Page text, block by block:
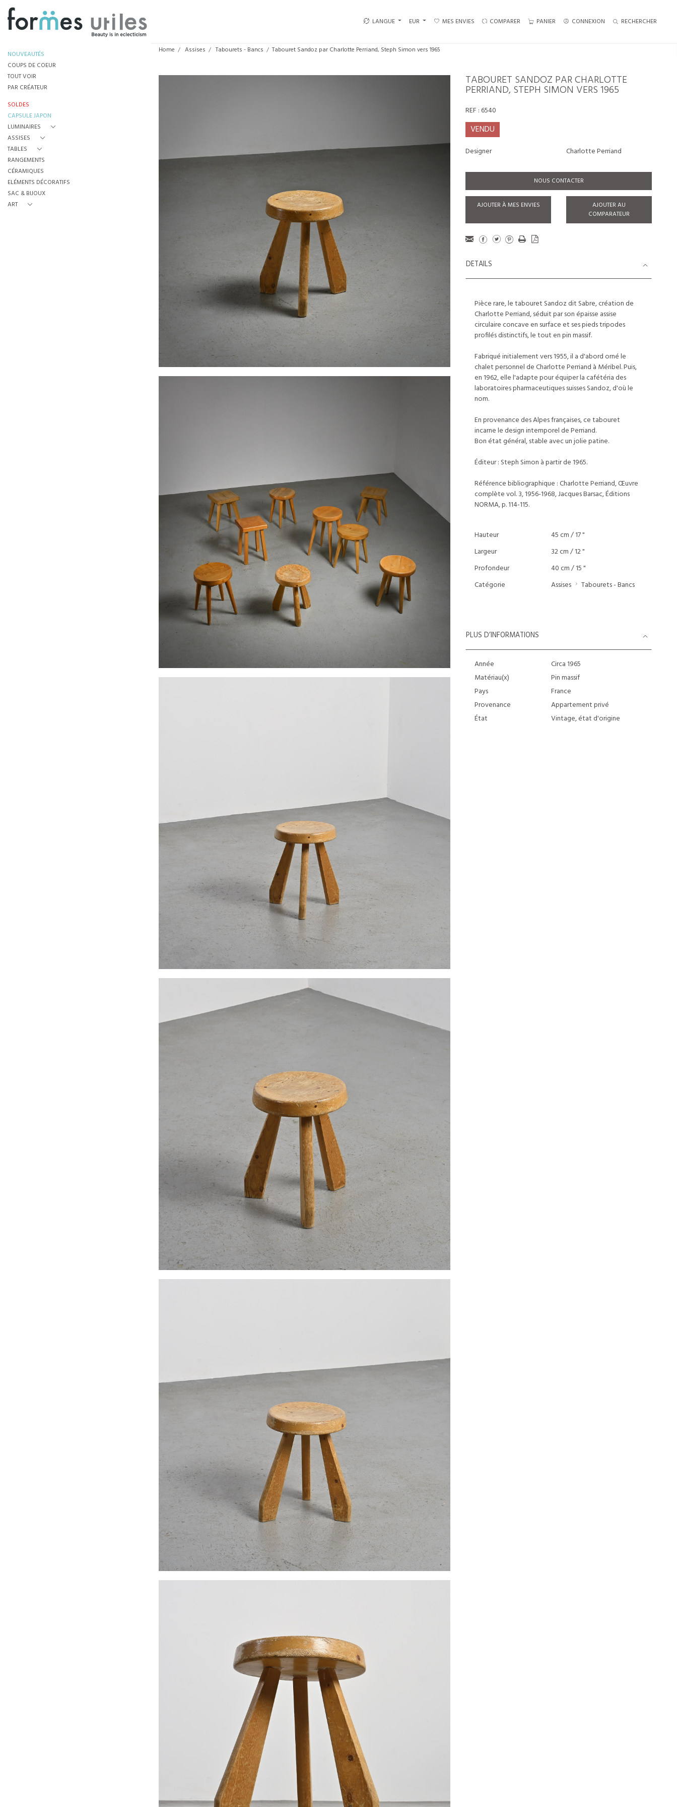
LANGUE EUR MES ENVIES COMPARER PANIER CONNEXION RECHERCHER
NOUVEAUTÉS
COUPS DE COEUR
TOUT VOIR
PAR CRÉATEUR
SOLDES
CAPSULE JAPON
LUMINAIRES
ASSISES
TABLES
RANGEMENTS
CÉRAMIQUES
ELÉMENTS DÉCORATIFS
SAC & BIJOUX
ART
Home Assises Tabourets - Bancs Tabouret Sandoz par Charlotte Perriand, Steph Simon vers 1965
TABOURET SANDOZ PAR CHARLOTTE
PERRIAND, STEPH SIMON VERS 1965
REF : 6540
VENDU
Designer Charlotte Perriand
NOUS CONTACTER
AJOUTER À MES ENVIES
AJOUTER AU
COMPARATEUR
DETAILS
Pièce rare, le tabouret Sandoz dit Sabre, création de
Charlotte Perriand, séduit par son épaisse assise
circulaire concave en surface et ses pieds tripodes
profilés distinctifs, le tout en pin massif.
Fabriqué initialement vers 1955, il a d'abord orné le
chalet personnel de Charlotte Perriand à Méribel. Puis,
en 1962, elle l'adapte pour équiper la cafétéria des
laboratoires pharmaceutiques suisses Sandoz, d'où le
nom.
En provenance des Alpes françaises, ce tabouret
incarne le design intemporel de Perriand.
Bon état général, stable avec un jolie patine.
Éditeur : Steph Simon à partir de 1965.
Référence bibliographique : Charlotte Perriand, Œuvre
complète vol. 3, 1956-1968, Jacques Barsac, Éditions
NORMA, p. 114-115.
Hauteur
45 cm / 17 "
Largeur
32 cm / 12 "
Profondeur
40 cm / 15 "
Catégorie
Assises Tabourets - Bancs
PLUS D’INFORMATIONS
Année
Circa 1965
Matériau(x)
Pin massif
Pays
France
Provenance
Appartement privé
État
Vintage, état d'origine